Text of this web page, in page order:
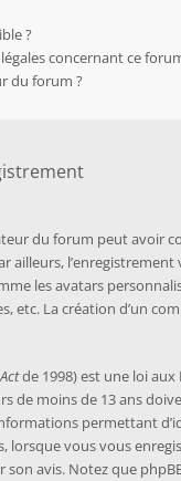
?
concernant ce
du forum ?
du forum peut avoir
ailleurs,
les avatars
etc. La création d’un
de 1998) est une loi
de moins de 13 ans
permettant
lorsque vous vous
avis. Notez que